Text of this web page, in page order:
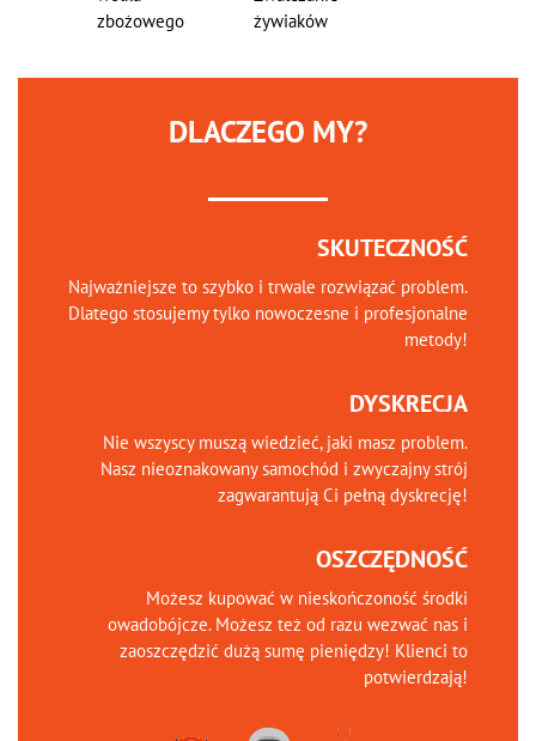
zbożowego
żywiaków
DLACZEGO MY?
SKUTECZNOŚĆ
Najważniejsze to szybko i trwale rozwiązać problem.
Dlatego stosujemy tylko nowoczesne i profesjonalne
metody!
DYSKRECJA
Nie wszyscy muszą wiedzieć, jaki masz problem.
Nasz nieoznakowany samochód i zwyczajny strój
zagwarantują Ci pełną dyskrecję!
OSZCZĘDNOŚĆ
Możesz kupować w nieskończoność środki
owadobójcze. Możesz też od razu wezwać nas i
zaoszczędzić dużą sumę pieniędzy! Klienci to
potwierdzają!